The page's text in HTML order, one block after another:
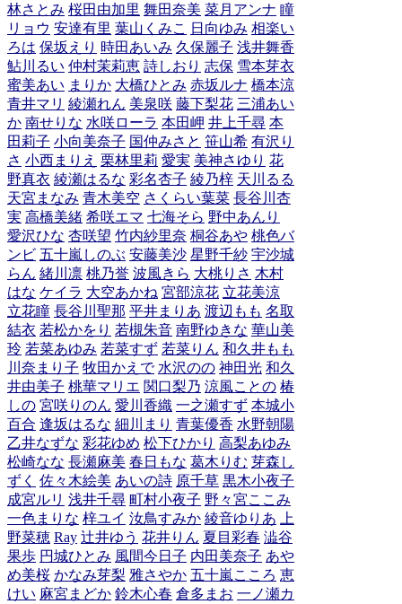
林さとみ 桜田由加里 舞田奈美 菜月アンナ 瞳
リョウ 安達有里 葉山くみこ 日向ゆみ 相楽い
ろは 保坂えり 時田あいみ 久保麗子 浅井舞香
鮎川るい 仲村茉莉恵 詩しおり 志保 雪本芽衣
蜜美あい まりか 大橋ひとみ 赤坂ルナ 橋本涼
青井マリ 綾瀬れん 美泉咲 藤下梨花 三浦あい
か 南せりな 水咲ローラ 本田岬 井上千尋 本
田莉子 小向美奈子 国仲みさと 笹山希 有沢り
さ 小西まりえ 栗林里莉 愛実 美神さゆり 花
野真衣 綾瀬はるな 彩名杏子 綾乃梓 天川るる
天宮まなみ 青木美空 さくらい葉菜 長谷川杏
実 高橋美緒 希咲エマ 七海そら 野中あんり
愛沢ひな 杏咲望 竹内紗里奈 桐谷あや 桃色バ
ンビ 五十嵐しのぶ 安藤美沙 星野千紗 宇沙城
らん 緒川凛 桃乃誉 波風きら 大桃りさ 木村
はな ケイラ 大空あかね 宮部涼花 立花美涼
立花瞳 長谷川聖那 平井まりあ 渡辺もも 名取
結衣 若松かをり 若槻朱音 南野ゆきな 華山美
玲 若菜あゆみ 若菜すず 若菜りん 和久井もも
川奈まり子 牧田かえで 水沢のの 神田光 和久
井由美子 桃華マリエ 関口梨乃 涼風ことの 椿
しの 宮咲りのん 愛川香織 一之瀬すず 本城小
百合 逢坂はるな 細川まり 青葉優香 水野朝陽
乙井なずな 彩花ゆめ 松下ひかり 高梨あゆみ
松崎なな 長瀬麻美 春日もな 葛木りむ 芽森し
ずく 佐々木絵美 あいの詩 原千草 黒木小夜子
成宮ルリ 浅井千尋 町村小夜子 野々宮ここみ
一色まりな 梓ユイ 汝鳥すみか 綾音ゆりあ
上
野菜穂 Ray 辻井ゆう 花井りん 夏目彩春 澁谷
果歩 円城ひとみ 風間今日子 内田美奈子 あや
め美桜 かなみ芽梨 雅さやか 五十嵐こころ 恵
けい 麻宮まどか 鈴木心春 倉多まお 一ノ瀬カ